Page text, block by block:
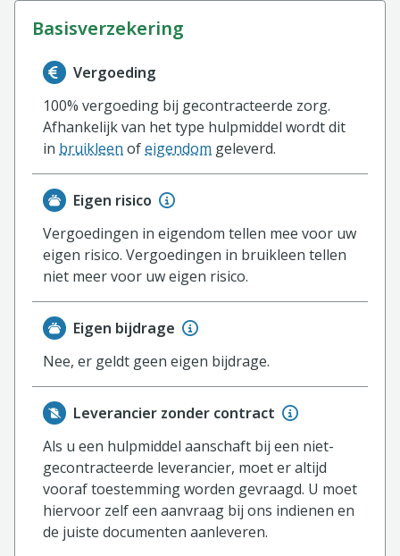
basisverzekering
Informatie over de vergoeding van de
Vergoeding
100% vergoeding bij gecontracteerde zorg.
Afhankelijk van het type hulpmiddel wordt dit
in bruikleen ofeigendom geleverd.
Eigen risico
Vergoedingen in eigendom tellen mee voor uw
eigen risico. Vergoedingen in bruikleen tellen
niet meer voor uw eigen risico.
Eigen bijdrage
Nee, er geldt geen eigen bijdrage.
Leverancier zonder contract
Als u een hulpmiddel aanschaft bij een niet-
gecontracteerde leverancier, moet er altijd
vooraf toestemming worden gevraagd. U moet
hiervoor zelf een aanvraag bij ons indienen en
de juiste documenten aanleveren.